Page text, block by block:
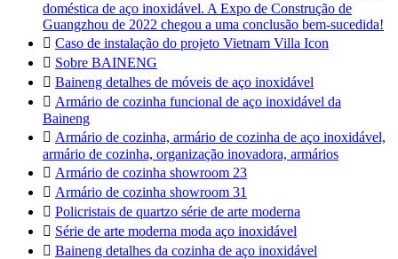
doméstica de aço inoxidável. A Expo de Construção de
Guangzhou de 2022 chegou a uma conclusão bem-sucedida!
 Caso de instalação do projeto Vietnam Villa Icon
 Sobre BAINENG
 Baineng detalhes de móveis de aço inoxidável
 Armário de cozinha funcional de aço inoxidável da
Baineng
 Armário de cozinha, armário de cozinha de aço inoxidável,
armário de cozinha, organização inovadora, armários
 Armário de cozinha showroom 23
 Armário de cozinha showroom 31
 Policristais de quartzo série de arte moderna
 Série de arte moderna moda aço inoxidável
 Baineng detalhes da cozinha de aço inoxidável